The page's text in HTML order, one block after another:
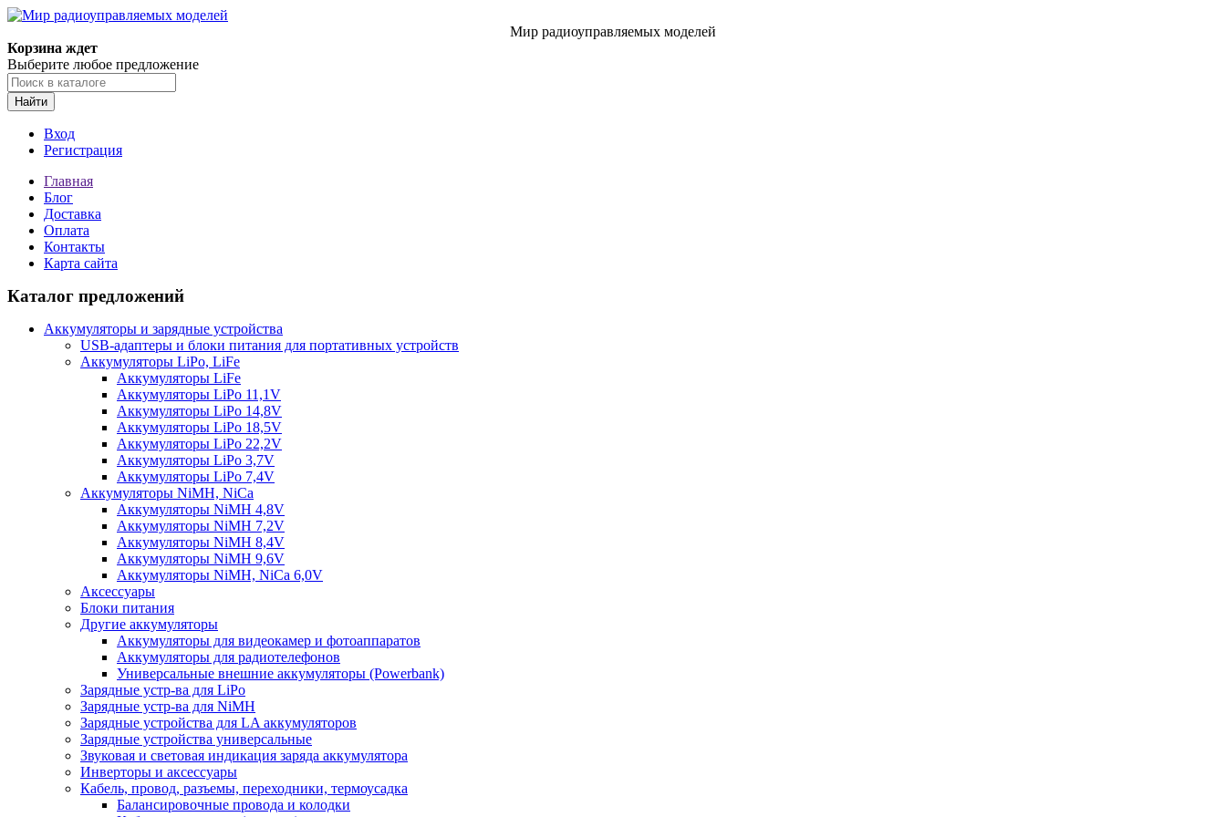
Мир радиоуправляемых моделей
Корзина ждет
Выберите любое предложение
Найти
Вход
Регистрация
Главная
Блог
Доставка
Оплата
Контакты
Карта сайта
Каталог предложений
Аккумуляторы и зарядные устройства
USB-адаптеры и блоки питания для портативных устройств
Аккумуляторы LiPo, LiFe
Аккумуляторы LiFe
Аккумуляторы LiPo 11,1V
Аккумуляторы LiPo 14,8V
Аккумуляторы LiPo 18,5V
Аккумуляторы LiPo 22,2V
Аккумуляторы LiPo 3,7V
Аккумуляторы LiPo 7,4V
Аккумуляторы NiMH, NiCa
Аккумуляторы NiMH 4,8V
Аккумуляторы NiMH 7,2V
Аккумуляторы NiMH 8,4V
Аккумуляторы NiMH 9,6V
Аккумуляторы NiMH, NiCa 6,0V
Аксессуары
Блоки питания
Другие аккумуляторы
Аккумуляторы для видеокамер и фотоаппаратов
Аккумуляторы для радиотелефонов
Универсальные внешние аккумуляторы (Powerbank)
Зарядные устр-ва для LiPo
Зарядные устр-ва для NiMH
Зарядные устройства для LA аккумуляторов
Зарядные устройства универсальные
Звуковая и световая индикация заряда аккумулятора
Инверторы и аксессуары
Кабель, провод, разъемы, переходники, термоусадка
Балансировочные провода и колодки